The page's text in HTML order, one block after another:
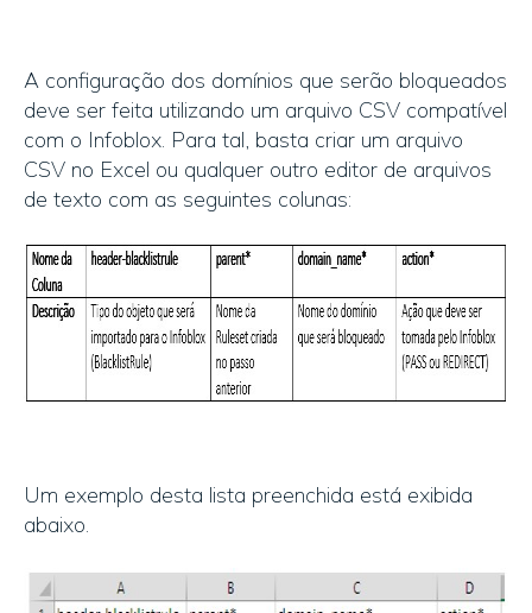
A configuração dos domínios que serão bloqueados
deve ser feita utilizando um arquivo CSV compatível
com o Infoblox. Para tal, basta criar um arquivo
CSV no Excel ou qualquer outro editor de arquivos
de texto com as seguintes colunas:
Um exemplo desta lista preenchida está exibida
abaixo.